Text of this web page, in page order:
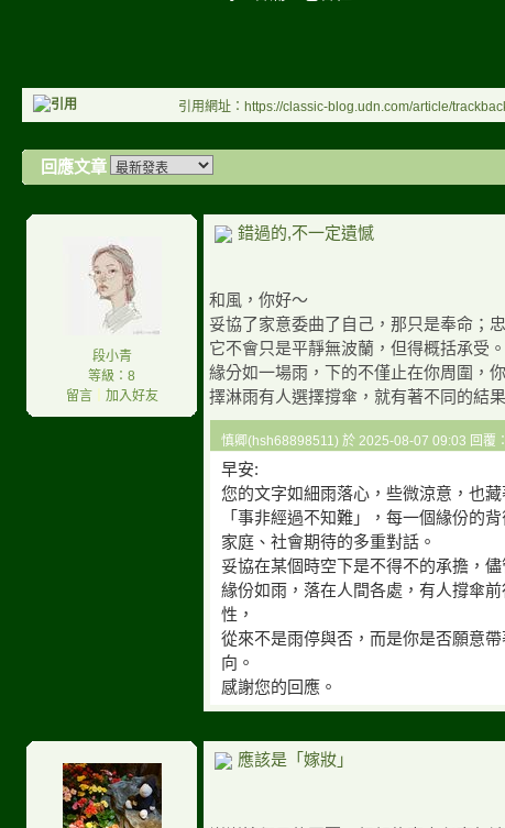
引用網址：https://classic-blog.udn.com/article/
回應文章
段小青
等級：8
留言｜ 加入好友
錯過的,不一定遺憾
和風，你好～
妥協了家意委曲了自己，那只是奉命；
它不會只是平靜無波蘭，但得概括承受。
緣分如一場雨，下的不僅止在你周圍，
擇淋雨有人選擇撐傘，就有著不同的結
慎卿(hsh68898511) 於 2025-08-07 09:03 回覆：
早安:
您的文字如細雨落心，些微涼意，也藏
「事非經過不知難」，每一個緣份的
家庭、社會期待的多重對話。
妥協在某個時空下是不得不的承擔，
緣份如雨，落在人間各處，有人撐傘
性，
從來不是雨停與否，而是你是否願意
向。
感謝您的回應。
應該是「嫁妝」